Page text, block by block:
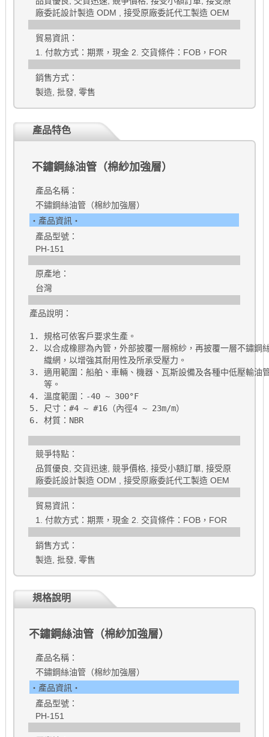
廠委託設計製造 ODM , 接受原廠委託代工製造 OEM
貿易資訊：
1. 付款方式：期票，現金 2. 交貨條件：FOB，FOR
銷售方式：
製造, 批發, 零售
產品特色
不鏽鋼絲油管（棉紗加強層）
產品名稱：
不鏽鋼絲油管（棉紗加強層）
‧產品資訊‧
產品型號：
PH-151
原產地：
台灣
產品說明：
1. 規格可依客戶要求生產。
2. 以合成橡膠為內管，外部披覆一層棉紗，再披覆一層不鏽鋼
   織網，以增強其耐用性及所承受壓力。
3. 適用範圍：船舶、車輛、機器、瓦斯設備及各種中低壓輸油
   等。
4. 溫度範圍：-40 ~ 300°F
5. 尺寸：#4 ~ #16（內徑4 ~ 23m/m）
6. 材質：NBR
競爭特點：
品質優良, 交貨迅速, 競爭價格, 接受小額訂單, 接受原
廠委託設計製造 ODM , 接受原廠委託代工製造 OEM
貿易資訊：
1. 付款方式：期票，現金 2. 交貨條件：FOB，FOR
銷售方式：
製造, 批發, 零售
規格說明
不鏽鋼絲油管（棉紗加強層）
產品名稱：
不鏽鋼絲油管（棉紗加強層）
‧產品資訊‧
產品型號：
PH-151